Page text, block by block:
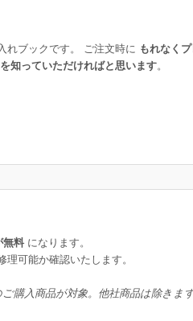
れブックです。 ご注文時に もれなく
知っていただければと思います。
無料になります。
可能か確認いたします。
購入商品が対象。他社商品は除きます